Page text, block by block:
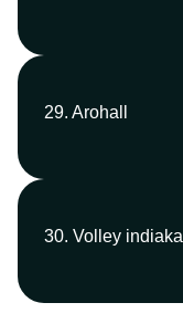
29. Arohall
30. Volley indiaka